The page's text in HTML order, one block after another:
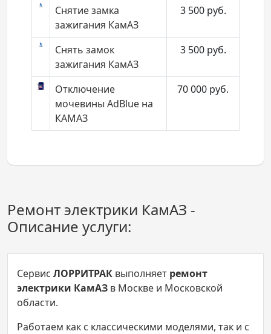
Снятие замка
зажигания КамАЗ
3 500 руб.
Снять замок
зажигания КамАЗ
3 500 руб.
Отключение
мочевины AdBlue на
КАМАЗ
70 000 руб.
Ремонт электрики КамАЗ -
Описание услуги:
Сервис ЛОРРИТРАК выполняет ремонт
электрики КамАЗ в Москве и Московской
области.
Работаем как с классическими моделями, так и с